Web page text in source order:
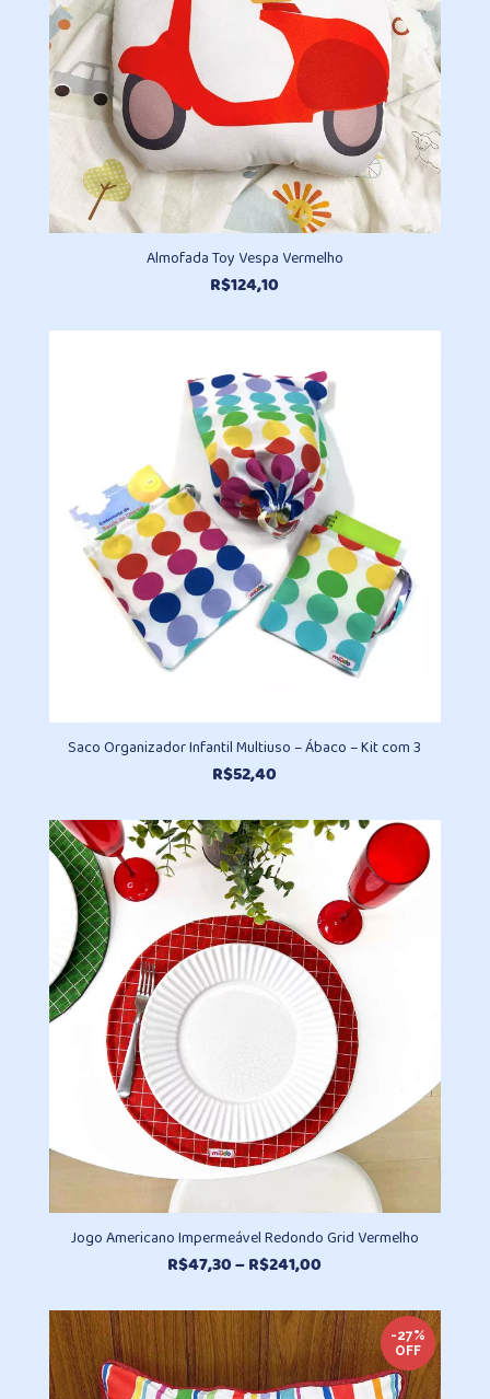
Almofada Toy Vespa Vermelho
R$124,10
Saco Organizador Infantil Multiuso – Ábaco – Kit com 3
R$52,40
Jogo Americano Impermeável Redondo Grid Vermelho
R$47,30–R$241,00
preço:
R$47,30
através
R$241,00
-27%
OFF